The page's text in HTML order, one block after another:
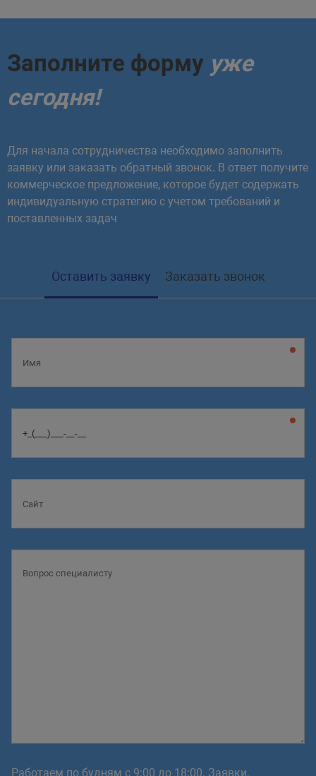
Заполните форму уже
сегодня!
Для начала сотрудничества необходимо заполнить
заявку или заказать обратный звонок. В ответ получите
коммерческое предложение, которое будет содержать
индивидуальную стратегию с учетом требований и
поставленных задач
Оставить заявку Заказать звонок
Работаем по будням с 9:00 до 18:00. Заявки,